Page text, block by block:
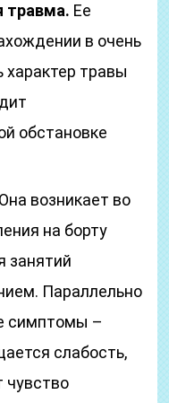
травма. Ее
в очень
травы
обстановке
Она возникает во
на борту
занятий
Параллельно
симптомы –
слабость,
чувство